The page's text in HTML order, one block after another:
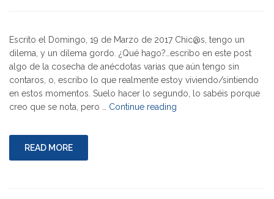
Escrito el Domingo, 19 de Marzo de 2017 Chic@s, tengo un
dilema, y un dilema gordo. ¿Qué hago?…escribo en este post
algo de la cosecha de anécdotas varias que aún tengo sin
contaros, o, escribo lo que realmente estoy viviendo/sintiendo
en estos momentos. Suelo hacer lo segundo, lo sabéis porque
creo que se nota, pero … Continue reading
READ MORE